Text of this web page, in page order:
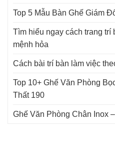
Top 5 Mẫu Bàn Ghế Giám
Tìm hiểu ngay cách trang
mệnh hỏa
Cách bài trí bàn làm việc
Top 10+ Ghế Văn Phòng
Thất 190
Ghế Văn Phòng Chân Inox